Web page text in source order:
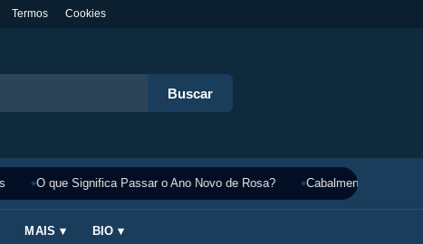
Termos Cookies
Buscar
O que Significa Passar o Ano Novo de Rosa? Cabalmente
MAIS ▾ BIO ▾